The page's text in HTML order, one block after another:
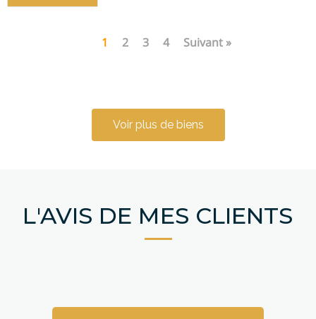
1 2 3 4 Suivant »
Voir plus de biens
L'AVIS DE MES CLIENTS